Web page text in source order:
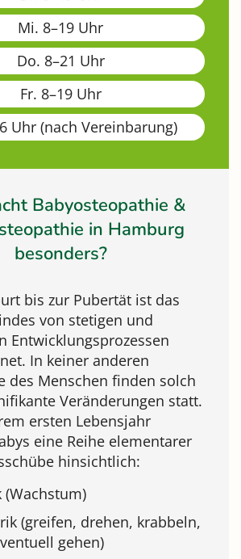
Mi. 8–19 Uhr
Do. 8–21 Uhr
Fr. 8–19 Uhr
Uhr (nach Vereinbarung)
Babyosteopathie &
in Hamburg
besonders?
bis zur Pubertät ist das
von stetigen und
Entwicklungsprozessen
In keiner anderen
des Menschen finden solch
Veränderungen statt.
ersten Lebensjahr
eine Reihe elementarer
hinsichtlich:
(Wachstum)
(greifen, drehen, krabbeln,
gehen)